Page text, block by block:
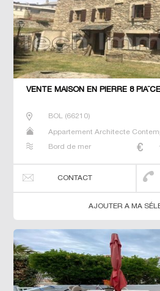
VENTE MAISON EN PIERRE 8
BOL (66210)
Appartement Architecte
Bord de mer
CONTACT
AJOUTER A MA